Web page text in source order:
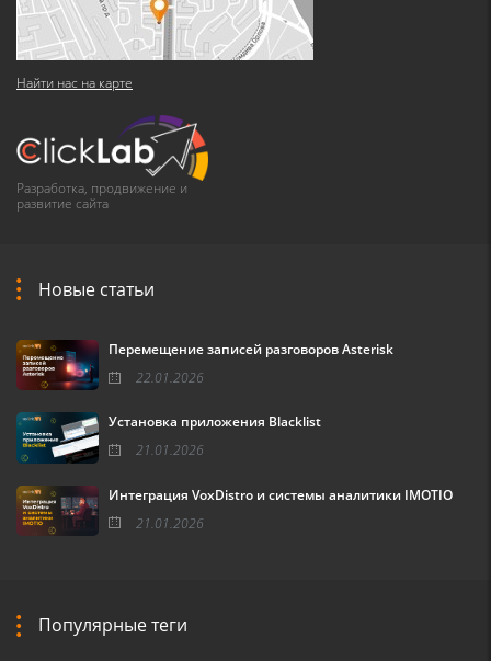
Найти нас на карте
Разработка, продвижение и
развитие сайта
Новые статьи
Перемещение записей разговоров Asterisk
22.01.2026
Установка приложения Blacklist
21.01.2026
Интеграция VoxDistro и системы аналитики IMOTIO
21.01.2026
Популярные теги